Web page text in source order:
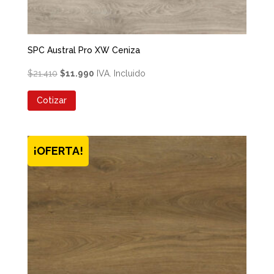
SPC Austral Pro XW Ceniza
$21.410 El
original
$11.990ElIVA. Incluido
Cotizar
¡OFERTA!